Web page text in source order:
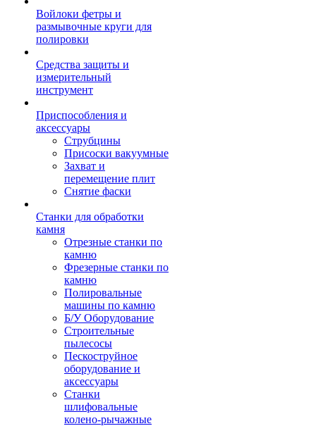
Войлоки фетры и
размывочные круги для
полировки
Средства защиты и
измерительный
инструмент
Приспособления и
аксессуары
Струбцины
Присоски вакуумные
Захват и
перемещение плит
Снятие фаски
Станки для обработки
камня
Отрезные станки по
камню
Фрезерные станки по
камню
Полировальные
машины по камню
Б/У Оборудование
Строительные
пылесосы
Пескоструйное
оборудование и
аксессуары
Станки
шлифовальные
колено-рычажные